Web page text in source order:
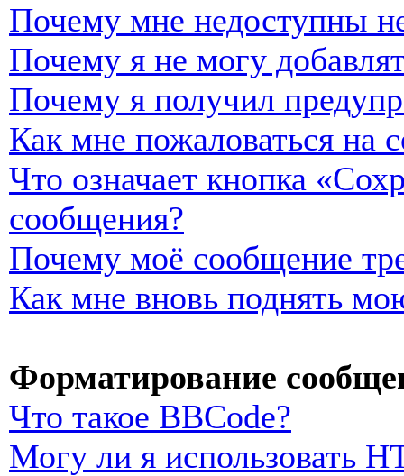
Почему мне недоступны
Почему я не могу
Почему я получил
Как мне пожаловаться на
Что означает кнопка
сообщения?
Почему моё сообщение
Как мне вновь поднять
Форматирование
Что такое BBCode?
Могу ли я использовать